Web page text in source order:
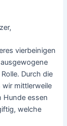
vierbeinigen
Durch die
wir mittlerweile
Hunde essen
welche